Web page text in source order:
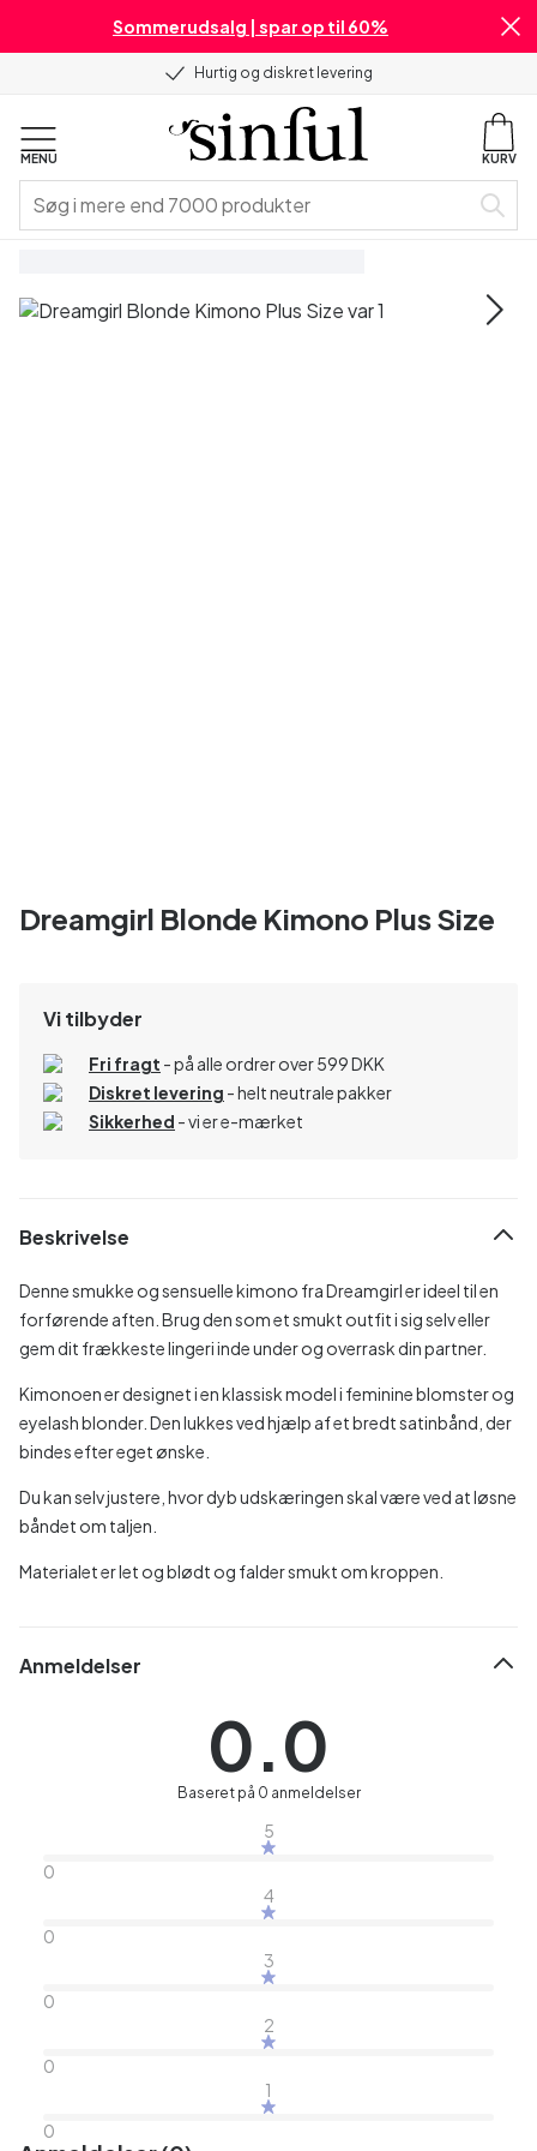
Sommerudsalg | spar op til 60%
Hurtig og diskret levering
MENU KURV
Dreamgirl Blonde Kimono Plus Size
Vi tilbyder
Fri fragt - på alle ordrer over 599 DKK
Diskret levering - helt neutrale pakker
Sikkerhed - vi er e-mærket
Beskrivelse
Denne smukke og sensuelle kimono fra Dreamgirl er ideel til en
forførende aften. Brug den som et smukt outfit i sig selv eller
gem dit frækkeste lingeri inde under og overrask din partner.
Kimonoen er designet i en klassisk model i feminine blomster og
eyelash blonder. Den lukkes ved hjælp af et bredt satinbånd, der
bindes efter eget ønske.
Du kan selv justere, hvor dyb udskæringen skal være ved at løsne
båndet om taljen.
Materialet er let og blødt og falder smukt om kroppen.
Anmeldelser
0.0
Baseret på 0 anmeldelser
5
0
4
0
3
0
2
0
1
0